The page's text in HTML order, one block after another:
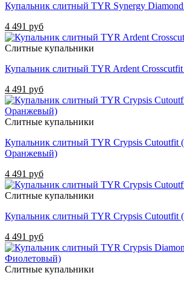
Купальник слитный TYR Synergy
4 491 руб
Слитные купальники
Купальник слитный TYR Ardent
4 491 руб
Слитные купальники
Купальник слитный TYR Crypsis Cutoutfit
Оранжевый)
4 491 руб
Слитные купальники
Купальник слитный TYR Crypsis Cutoutfit
4 491 руб
Слитные купальники